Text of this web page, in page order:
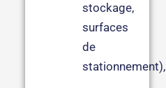
stockage,
surfaces
de
stationnement),